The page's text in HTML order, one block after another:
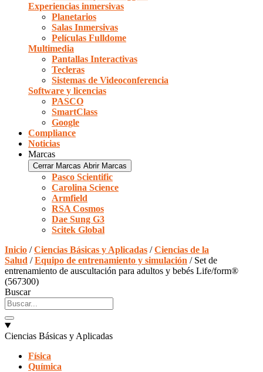
Experiencias inmersivas
Planetarios
Salas Inmersivas
Películas Fulldome
Multimedia
Pantallas Interactivas
Tecleras
Sistemas de Videoconferencia
Software y licencias
PASCO
SmartClass
Google
Compliance
Noticias
Marcas
Cerrar Marcas Abrir Marcas
Pasco Scientific
Carolina Science
Armfield
RSA Cosmos
Dae Sung G3
Scitek Global
Inicio /Ciencias Básicas y Aplicadas /Ciencias de la
Salud /Equipo de entrenamiento y simulación / Set de
entrenamiento de auscultación para adultos y bebés Life/form®
(567300)
Buscar
Ciencias Básicas y Aplicadas
Física
Química